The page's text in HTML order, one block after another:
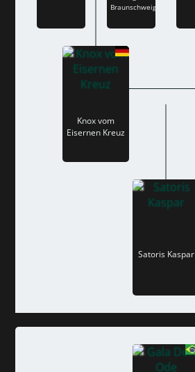
Satoris Kaspar
Knox vom
Eisernen Kreuz
Braunschweig